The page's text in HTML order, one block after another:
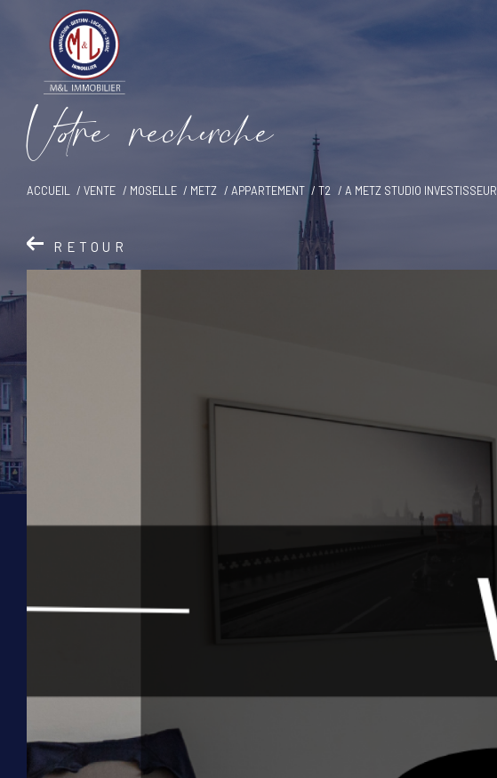
Vore recece
ACCUEIL VENTE MOSELLE METZ APPARTEMENT T2 A METZ STUDIO INVESTISSEUR
RETOUR